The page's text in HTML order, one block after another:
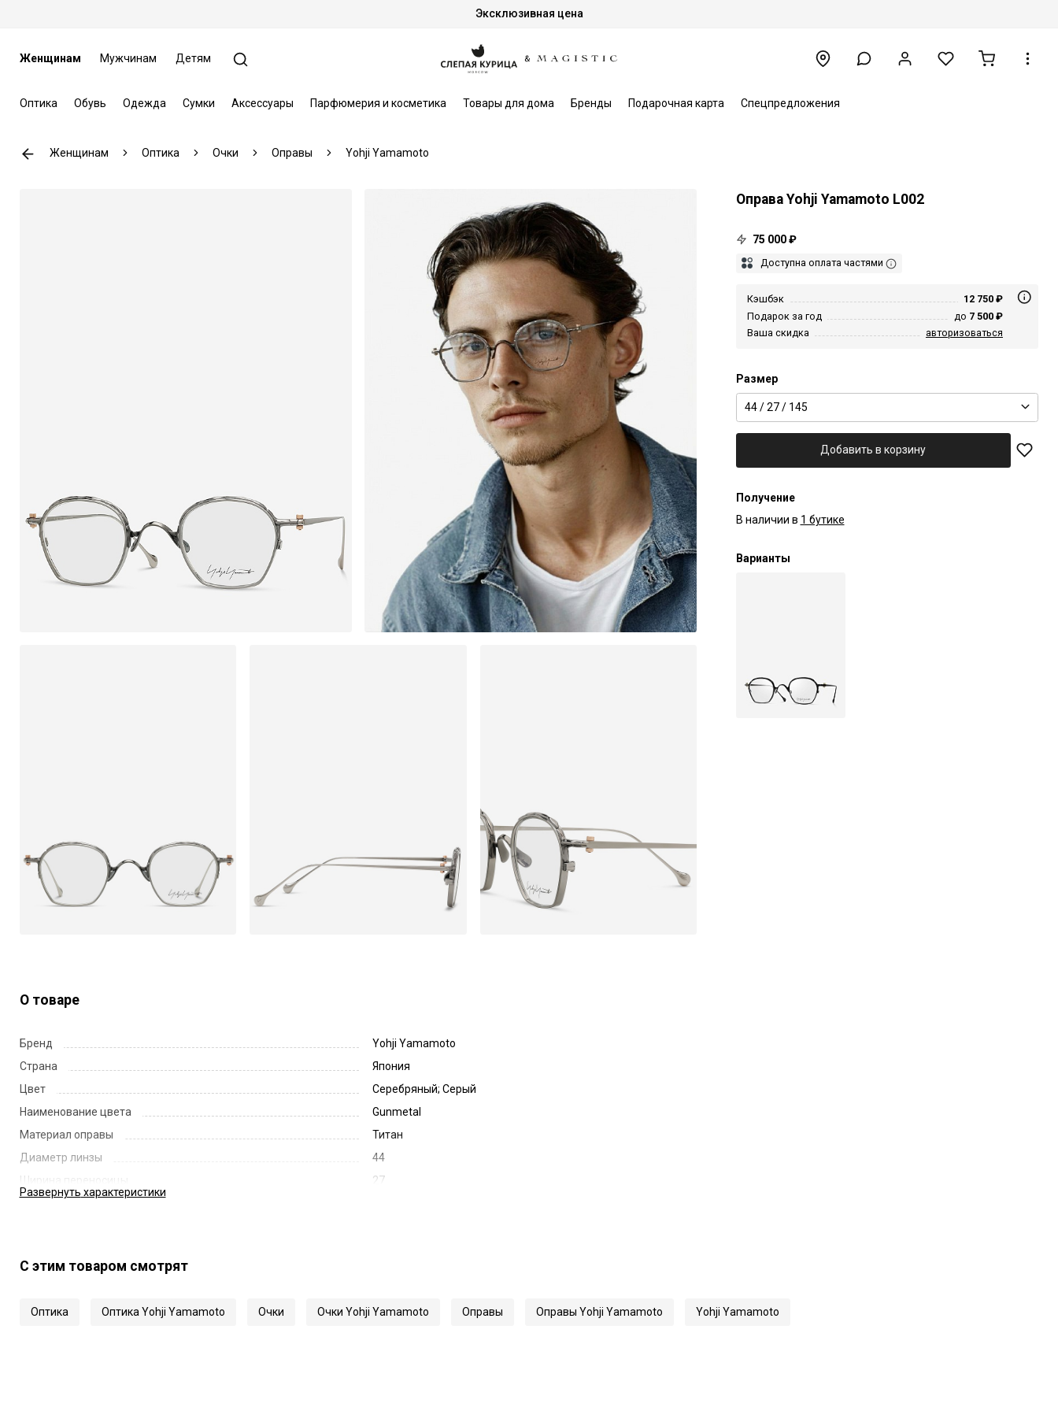
Эксклюзивная цена
Женщинам Мужчинам Детям
Оптика Обувь Одежда Сумки Аксессуары Парфюмерия и косметика Товары для дома Бренды Подарочная карта Спецпредложения
Женщинам Оптика Очки Оправы Yohji Yamamoto
Оправа Yohji Yamamoto L002
75 000 ₽
Доступна оплата частями
Кэшбэк
12 750 ₽
Подарок за год
до 7 500 ₽
Ваша скидка
авторизоваться
Размер
44 / 27 / 145
Добавить в корзину
Получение
В наличии в 1 бутике
Варианты
О товаре
Бренд
Yohji Yamamoto
Страна
Япония
Цвет
Серебряный; Серый
Наименование цвета
Gunmetal
Материал оправы
Титан
Диаметр линзы
44
Ширина переносицы
27
Развернуть характеристики
С этим товаром смотрят
Оптика Оптика Yohji Yamamoto Очки Очки Yohji Yamamoto Оправы Оправы Yohji Yamamoto Yohji Yamamoto